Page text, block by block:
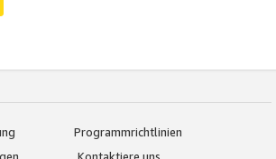
Programmrichtlinien